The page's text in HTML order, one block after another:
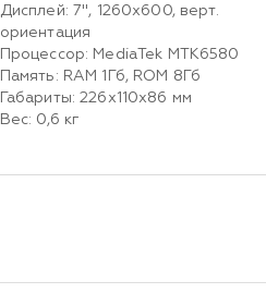
Дисплей: 7", 1260х600, верт.
ориентация
Процессор: MediaTek MTK6580
Память: RAM 1Гб, ROM 8Гб
Габариты: 226х110х86 мм
Вес: 0,6 кг